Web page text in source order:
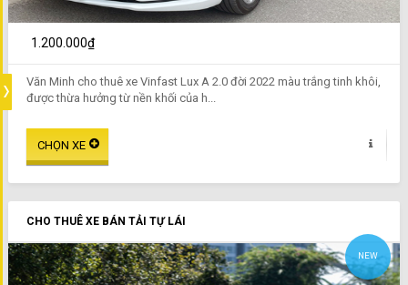
1.200.000₫
Văn Minh cho thuê xe Vinfast Lux A 2.0 đời 2022 màu trắng tinh khôi,
được thừa hưởng từ nền khối của h...
CHO THUÊ XE BÁN TẢI TỰ LÁI
NEW